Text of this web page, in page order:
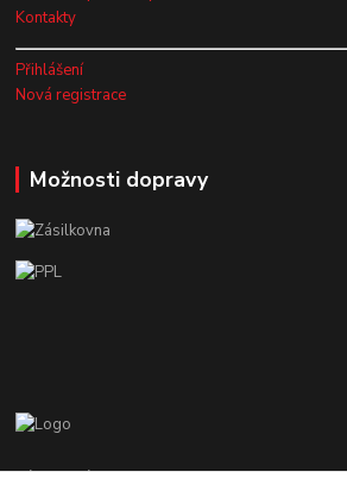
Kontakty
Přihlášení
Nová registrace
Možnosti dopravy
Zákaznická podpora EshopMB.cz